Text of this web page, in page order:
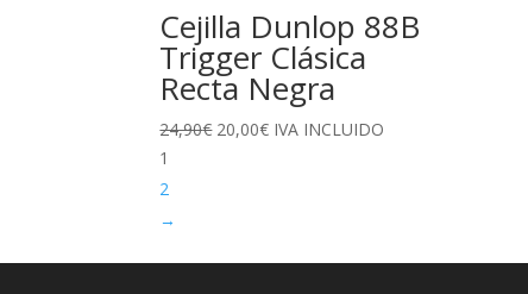
era:
24,90€.20,00€.
Cejilla Dunlop 88B
Trigger Clásica
Recta Negra
24,90€ El
20,00€ElIVA INCLUIDO
1
2
→